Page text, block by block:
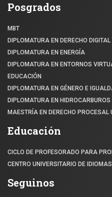
Posgrados
MBT
DIPLOMATURA EN DERECHO
DIPLOMATURA EN ENERGÍA
DIPLOMATURA EN ENTORNOS
EDUCACIÓN
DIPLOMATURA EN GÉNERO E
DIPLOMATURA EN HIDROCARBUROS
MAESTRÍA EN DERECHO PROCESAL
Educación
CICLO DE PROFESORADO PARA
CENTRO UNIVERSITARIO DE IDIOMAS
Seguinos